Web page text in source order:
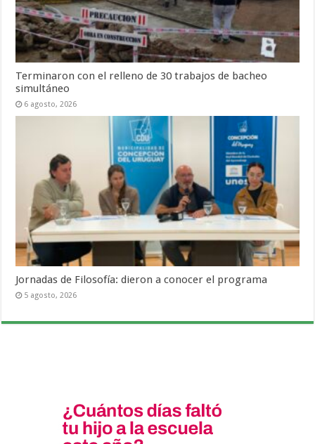
Terminaron con el relleno de 30 trabajos de bacheo
simultáneo
6 agosto, 2026
Jornadas de Filosofía: dieron a conocer el programa
5 agosto, 2026